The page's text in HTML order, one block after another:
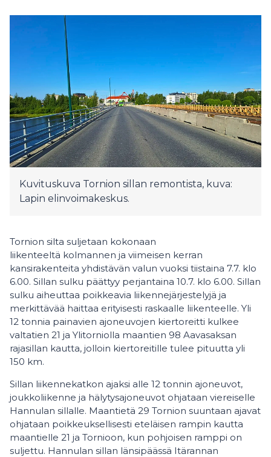
Kuvituskuva Tornion sillan remontista, kuva:
Lapin elinvoimakeskus.
Tornion silta suljetaan kokonaan
liikenteeltä kolmannen ja viimeisen kerran
kansirakenteita yhdistävän valun vuoksi tiistaina 7.7. klo
6.00. Sillan sulku päättyy perjantaina 10.7. klo 6.00. Sillan
sulku aiheuttaa poikkeavia liikennejärjestelyjä ja
merkittävää haittaa erityisesti raskaalle liikenteelle. Yli
12 tonnia painavien ajoneuvojen kiertoreitti kulkee
valtatien 21 ja Ylitorniolla maantien 98 Aavasaksan
rajasillan kautta, jolloin kiertoreitille tulee pituutta yli
150 km.
Sillan liikennekatkon ajaksi alle 12 tonnin ajoneuvot,
joukkoliikenne ja hälytysajoneuvot ohjataan viereiselle
Hannulan sillalle. Maantietä 29 Tornion suuntaan ajavat
ohjataan poikkeuksellisesti eteläisen rampin kautta
maantielle 21 ja Tornioon, kun pohjoisen ramppi on
suljettu. Hannulan sillan länsipäässä Itärannan